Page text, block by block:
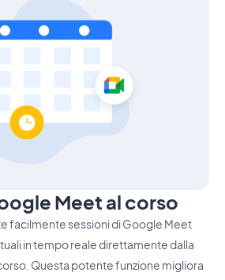
Meet al corso
facilmente sessioni di Google Meet
in tempo reale direttamente dalla
Questa potente funzione migliora